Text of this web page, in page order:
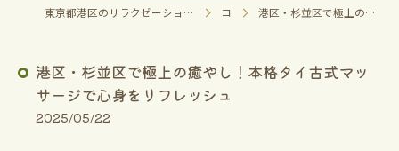
東京都港区のリラクゼーションならタイチェンマイ式マッサージ 麻布十番サヤーム 麻布十番店 コラム 港区・杉並区で極上の癒やし！本格タイ古式マッサージで心身をリフレッシュ
港区・杉並区で極上の癒やし！本格タイ古式マッ
サージで心身をリフレッシュ
2025/05/22